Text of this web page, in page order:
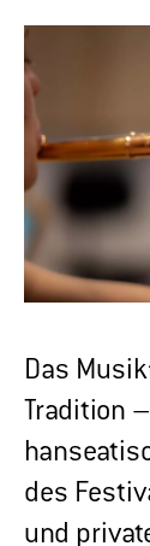
Das
Tradition
des
und